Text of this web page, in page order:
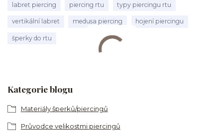
Kategorie blogu
Materiály šperků/piercingů
Průvodce velikostmi piercingů
labret piercing
piercing rtu typy piercingu rtu
vertikální labret medusa piercing hojení piercingu
šperky do rtu